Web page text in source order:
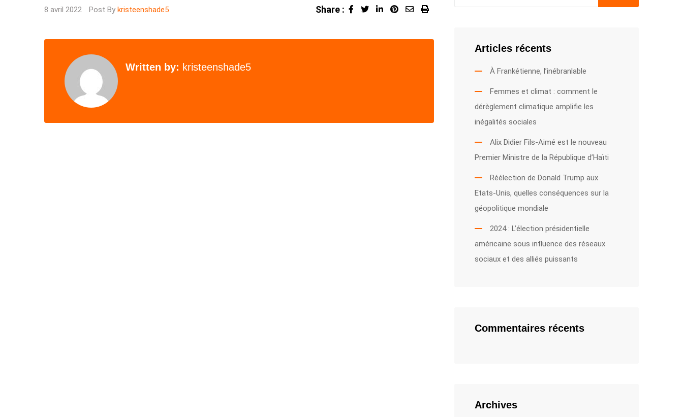
8 avril 2022 Post By kristeenshade5 Share : LinkedInPinterest
Share
Email
Print
Written by: kristeenshade5
Articles récents
À Frankétienne, l’inébranlable
Femmes et climat : comment le
dérèglement climatique amplifie les
inégalités sociales
Alix Didier Fils-Aimé est le nouveau
Premier Ministre de la République d’Haïti
Réélection de Donald Trump aux
Etats-Unis, quelles conséquences sur la
géopolitique mondiale
2024 : L’élection présidentielle
américaine sous influence des réseaux
sociaux et des alliés puissants
Commentaires récents
Archives